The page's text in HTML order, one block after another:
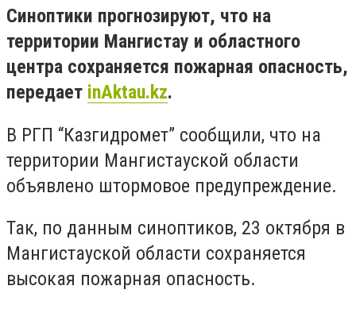
Синоптики прогнозируют, что на
территории Мангистау и областного
центра сохраняется пожарная опасность,
передает inAktau.kz.
В РГП “Казгидромет” сообщили, что на
территории Мангистауской области
объявлено штормовое предупреждение.
Так, по данным синоптиков, 23 октября в
Мангистауской области сохраняется
высокая пожарная опасность.